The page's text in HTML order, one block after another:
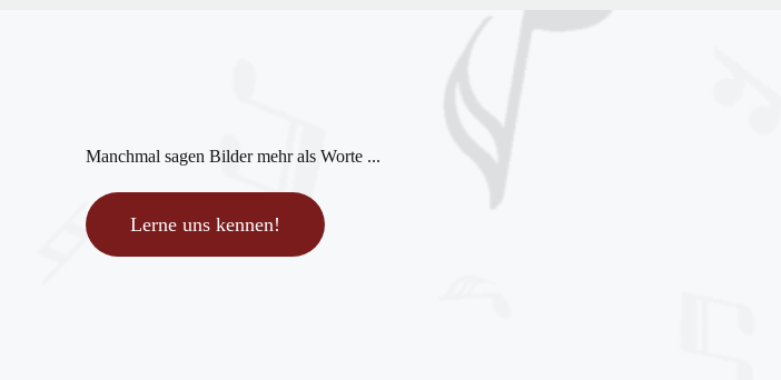
Manchmal sagen Bilder mehr als Worte ...
Lerne uns kennen!